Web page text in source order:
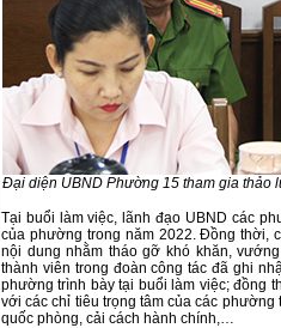
Đại diện UBND Phường 15 tham gia thảo
Tại buổi làm việc, lãnh đạo UBND các
của phường trong năm 2022. Đồng thời,
nội dung nhằm tháo gỡ khó khăn,
thành viên trong đoàn công tác đã ghi
phường trình bày tại buổi làm việc; đồng
với các chỉ tiêu trọng tâm của các
quốc phòng, cải cách hành chính,…